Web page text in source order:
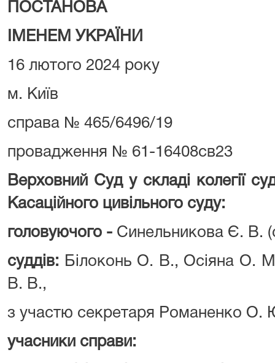
ПОСТАНОВА
ІМЕНЕМ УКРАЇНИ
16 лютого 2024 року
м. Київ
справа № 465/6496/19
провадження № 61-16408св23
Верховний Суд у складі колегії
Касаційного цивільного суду:
головуючого - Синельникова Є. В.
суддів: Білоконь О. В., Осіяна
В. В.,
з участю секретаря Романенко О.
учасники справи: